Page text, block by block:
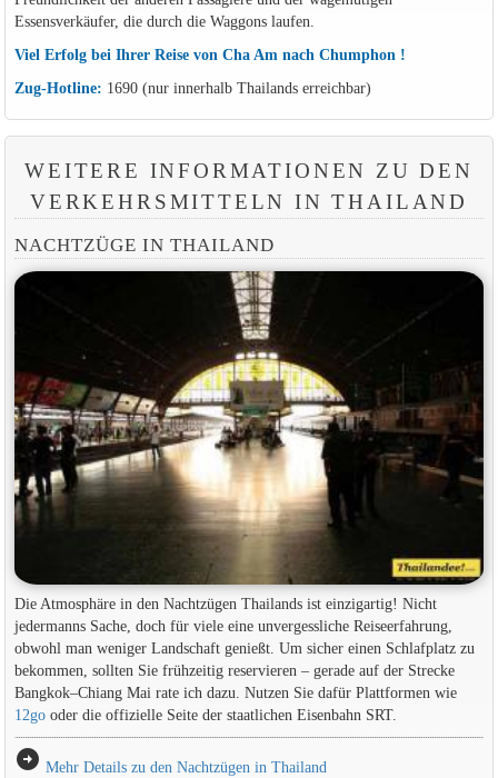
Essensverkäufer, die durch die Waggons laufen.
Viel Erfolg bei Ihrer Reise von Cha Am nach Chumphon !
Zug-Hotline: 1690 (nur innerhalb Thailands erreichbar)
WEITERE INFORMATIONEN ZU DEN
VERKEHRSMITTELN IN THAILAND
NACHTZÜGE IN THAILAND
Die Atmosphäre in den Nachtzügen Thailands ist einzigartig! Nicht
jedermanns Sache, doch für viele eine unvergessliche Reiseerfahrung,
obwohl man weniger Landschaft genießt. Um sicher einen Schlafplatz zu
bekommen, sollten Sie frühzeitig reservieren – gerade auf der Strecke
Bangkok–Chiang Mai rate ich dazu. Nutzen Sie dafür Plattformen wie
12gooder die offizielle Seite der staatlichen Eisenbahn SRT.
arrow_circle_right Mehr Details zu den Nachtzügen in Thailand